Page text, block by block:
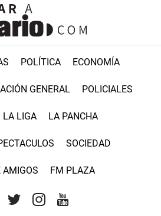
POLÍTICA ECONOMÍA
GENERAL POLICIALES
LA LIGA LA PANCHA
SOCIEDAD
AMIGOS FM PLAZA